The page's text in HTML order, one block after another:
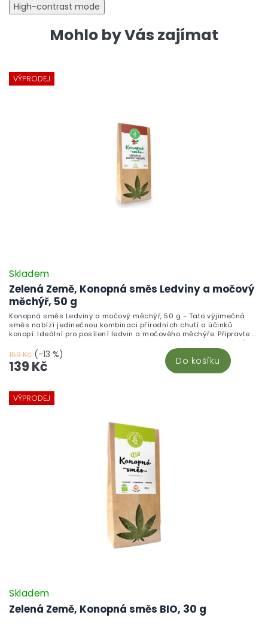
High-contrast mode
Mohlo by Vás zajímat
VÝPRODEJ
Zelená Země, Konopná směs Ledviny a močový
měchýř, 50 g
Skladem
159 Kč (-13 %)
139 Kč Do košíku
Konopná směs Ledviny a močový měchýř, 50 g - Tato výjimečná
směs nabízí jedinečnou kombinaci přírodních chutí a účinků
konopí. Ideální pro posílení ledvin a močového měchýře. Připravte si
šálek zdraví z kvalitních surovin, který ocení každý milovník čajů.
VÝPRODEJ
Zelená Země, Konopná směs BIO, 30 g
Skladem